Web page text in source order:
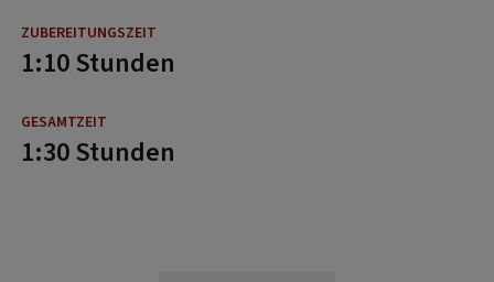
1:10 Stunden
1:30 Stunden